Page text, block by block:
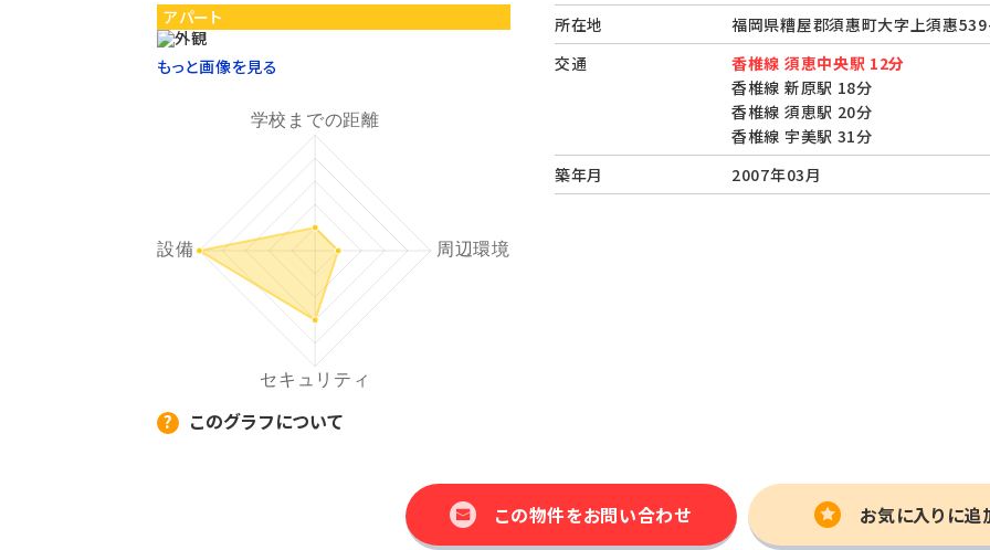
アパート
もっと画像を見る
このグラフについて
所在地
福岡県糟屋郡須惠町大字上須
交通
香椎線 須恵中央駅 12分
香椎線 新原駅 18分
香椎線 須恵駅 20分
香椎線 宇美駅 31分
築年月
2007年03月
この物件をお問い合わせ お気に入りに追